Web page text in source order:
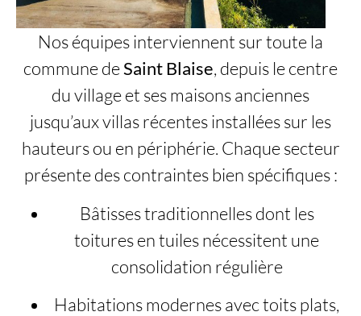
Nos équipes interviennent sur toute la
commune deSaint Blaise, depuis le centre
du village et ses maisons anciennes
jusqu’aux villas récentes installées sur les
hauteurs ou en périphérie. Chaque secteur
présente des contraintes bien spécifiques :
Bâtisses traditionnelles dont les
toitures en tuiles nécessitent une
consolidation régulière
Habitations modernes avec toits plats,